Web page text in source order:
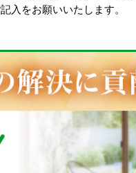
入をお願いいたします。